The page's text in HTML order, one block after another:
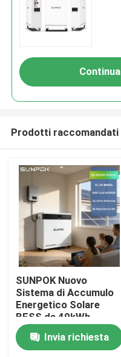
Casa.
Continua
Prodotti raccomandati
SUNPOK Nuovo
Sistema di Accumulo
Energetico Solare
BESS da 40kWh
800Ah 51.2V ad Alta
Capacità LiFePO4
Batteria al Litio LFP
Invia richiesta